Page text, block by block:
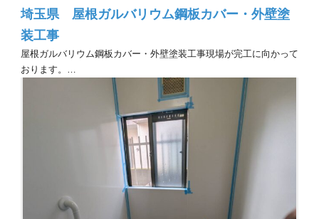
埼玉県 屋根ガルバリウム鋼板カバー・外壁塗
装工事
屋根ガルバリウム鋼板カバー・外壁塗装工事現場が完工に向かって
おります。…